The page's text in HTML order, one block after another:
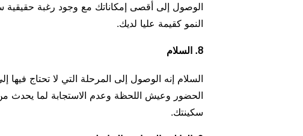
الوصول إلى أقصى إمكاناتك مع وجود رغبة حقيقية
النمو كقيمة عليا لديك.
8. السلام
السلام إنه الوصول إلى المرحلة التي لا تحتاج
الحضور وعيش اللحظة وعدم الاستجابة لما يحدث
سكينتك.